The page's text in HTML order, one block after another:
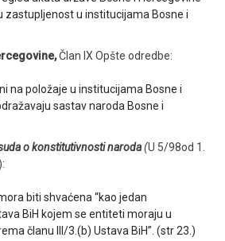
zastupljenost u institucijama Bosne i
Član IX Opšte odredbe:
na položaje u institucijama Bosne i
sastav naroda Bosne i
o konstitutivnosti naroda(U 5/98od 1.
biti shvaćena “kao jedan
BiH kojem se entiteti moraju u
članu III/3.(b) Ustava BiH”. (str 23.)